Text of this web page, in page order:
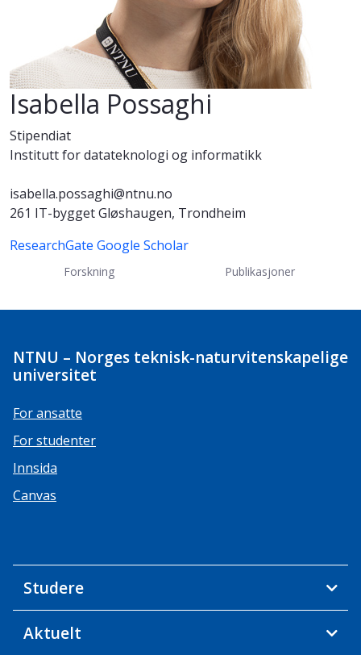
Isabella Possaghi
Stipendiat
Institutt for datateknologi og informatikk
isabella.possaghi@ntnu.no
261 IT-bygget Gløshaugen, Trondheim
ResearchGate Google Scholar
Forskning Publikasjoner
NTNU – Norges teknisk-naturvitenskapelige
universitet
For ansatte
For studenter
Innsida
Canvas
Studere
Aktuelt